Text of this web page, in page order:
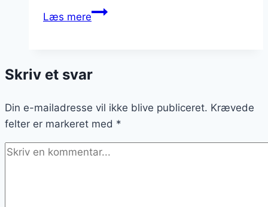
Læs mereKyllingelår
æble
hvidvin
Skriv et svar
Din e-mailadresse vil ikke blive publiceret. Krævede
felter er markeret med *